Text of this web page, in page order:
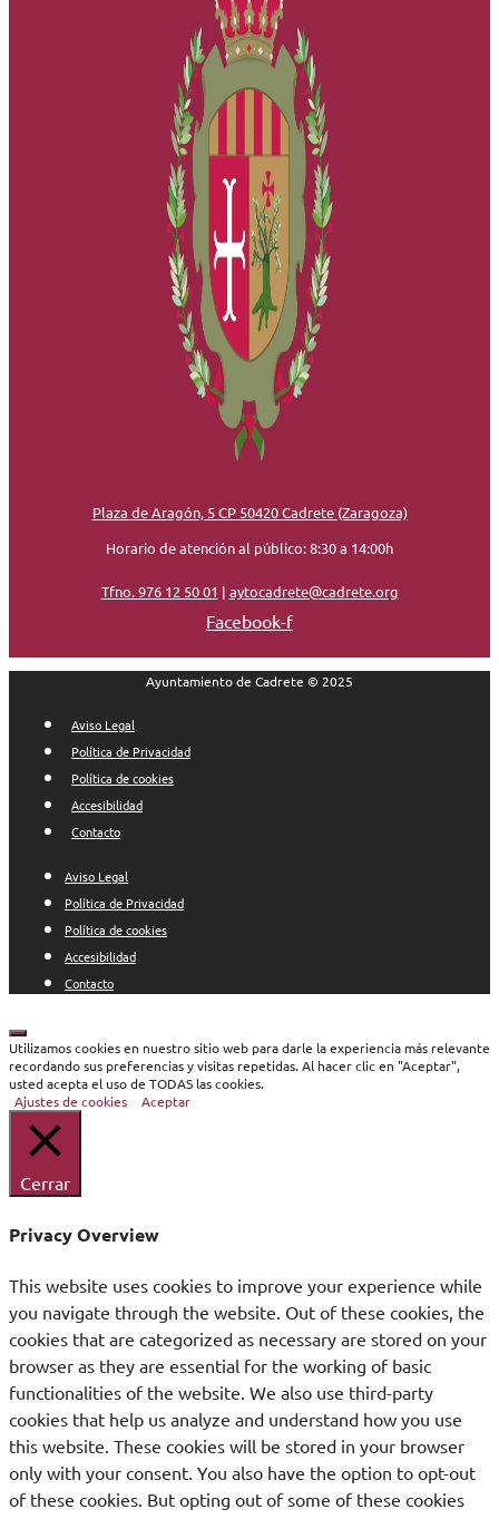
Plaza de Aragón, 5 CP 50420 Cadrete (Zaragoza)
Horario de atención al público: 8:30 a 14:00h
Tfno. 976 12 50 01 | aytocadrete@cadrete.org
Facebook-f
Ayuntamiento de Cadrete © 2025
Aviso Legal
Política de Privacidad
Política de cookies
Accesibilidad
Contacto
Aviso Legal
Política de Privacidad
Política de cookies
Accesibilidad
Contacto
Cerrar
Utilizamos cookies en nuestro sitio web para darle la experiencia más relevante
recordando sus preferencias y visitas repetidas. Al hacer clic en "Aceptar",
usted acepta el uso de TODAS las cookies.
Ajustes de cookies
Aceptar
Cerrar
Privacy Overview
This website uses cookies to improve your experience while
you navigate through the website. Out of these cookies, the
cookies that are categorized as necessary are stored on your
browser as they are essential for the working of basic
functionalities of the website. We also use third-party
cookies that help us analyze and understand how you use
this website. These cookies will be stored in your browser
only with your consent. You also have the option to opt-out
of these cookies. But opting out of some of these cookies